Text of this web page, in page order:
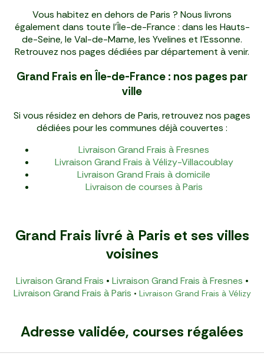
Vous habitez en dehors de Paris ? Nous livrons
également dans toute l'Île-de-France : dans les Hauts-
de-Seine, le Val-de-Marne, les Yvelines et l'Essonne.
Retrouvez nos pages dédiées par département à venir.
Grand Frais en Île-de-France : nos pages par
ville
Si vous résidez en dehors de Paris, retrouvez nos pages
dédiées pour les communes déjà couvertes :
Livraison Grand Frais à Fresnes
Livraison Grand Frais à Vélizy-Villacoublay
Livraison Grand Frais à domicile
Livraison de courses à Paris
Grand Frais livré à Paris et ses villes
voisines
Livraison Grand Frais • Livraison Grand Frais à Fresnes •
Livraison Grand Frais à Paris • Livraison Grand Frais à Vélizy
Adresse validée, courses régalées